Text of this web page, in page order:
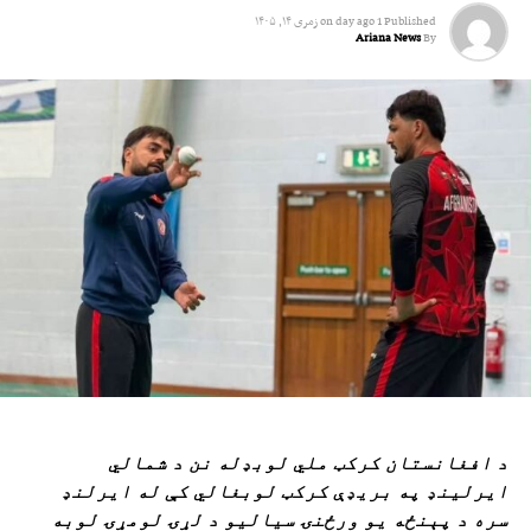
Published
1 day ago
onزمری ۱۴, ۱۴۰۵
By
Ariana News
د افغانستان کرکټ ملي لوبډله نن د شمالي
ایرلینډ په بریډې کرکټ لوبغالي کې له ایرلنډ
سره د پېنځه یو ورځنۍ سیالیو د لړۍ لومړۍ لوبه